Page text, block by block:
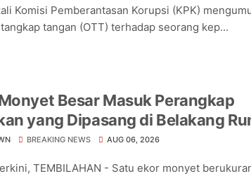
Komisi Pemberantasan Korupsi (KPK)
tangan (OTT) terhadap seorang kep...
Besar Masuk Perangkap
yang Dipasang di Belakang
Tampomas
BREAKING NEWS AUG 06, 2026
TEMBILAHAN - Satu ekor monyet